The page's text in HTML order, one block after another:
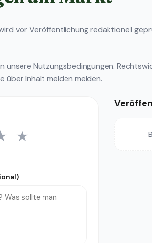
vor Veröffentlichung redaktionell
unsere Nutzungsbedingungen.
überInhalt melden melden.
4 Sterne5 Sterne
★